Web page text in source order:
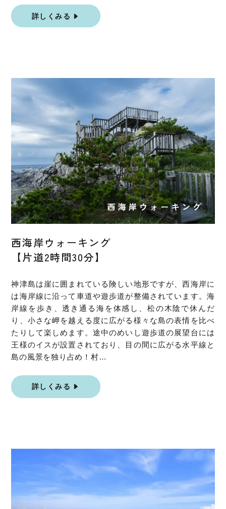
詳しくみる
西海岸ウォーキング
【片道2時間30分】
神津島は崖に囲まれている険しい地形ですが、西海岸に
は海岸線に沿って車道や遊歩道が整備されています。海
岸線を歩き、透き通る海を体感し、松の木陰で休んだ
り、小さな岬を越える度に広がる様々な島の表情を比べ
たりして楽しめます。途中のめいし遊歩道の展望台には
王様のイスが設置されており、目の間に広がる水平線と
島の風景を独り占め！村…
詳しくみる